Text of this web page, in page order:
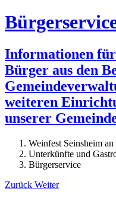
Informationen
Bürger aus den
weiteren
unserer
Weinfest Seinsheim an
Unterkünfte und
Bürgerservice
Zurück Weiter